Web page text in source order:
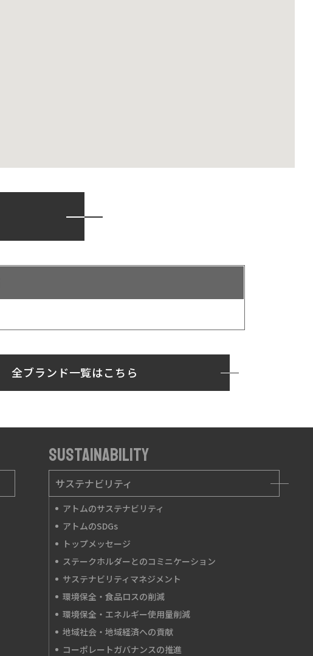
全ブランド一覧はこちら
SUSTAINABILITY
サステナビリティ
アトムのサステナビリティ
アトムのSDGs
トップメッセージ
ステークホルダーとのコミニケーション
サステナビリティマネジメント
環境保全・食品ロスの削減
環境保全・エネルギー使用量削減
地域社会・地域経済への貢献
コーポレートガバナンスの推進